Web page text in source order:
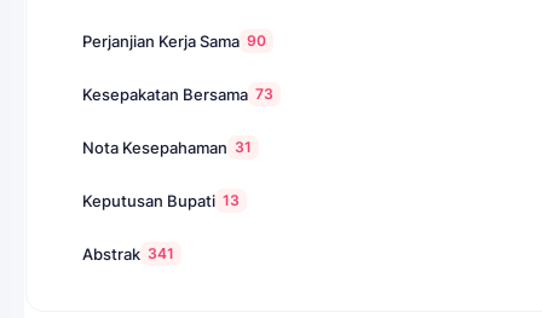
Perjanjian Kerja Sama 90
Kesepakatan Bersama 73
Nota Kesepahaman 31
Keputusan Bupati 13
Abstrak 341